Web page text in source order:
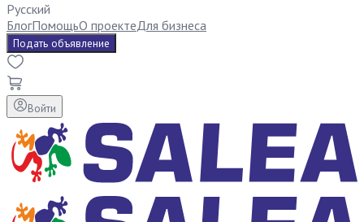
Русский
БлогПомощьО проектеДля бизнеса
Подать объявление
Войти